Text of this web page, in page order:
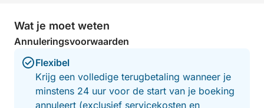
highly enough. He and his team truly
made the day unforgettable.
Wat je moet weten
Annuleringsvoorwaarden
Flexibel
Krijg een volledige terugbetaling wanneer je
minstens 24 uur voor de start van je boeking
annuleert (exclusief servicekosten en